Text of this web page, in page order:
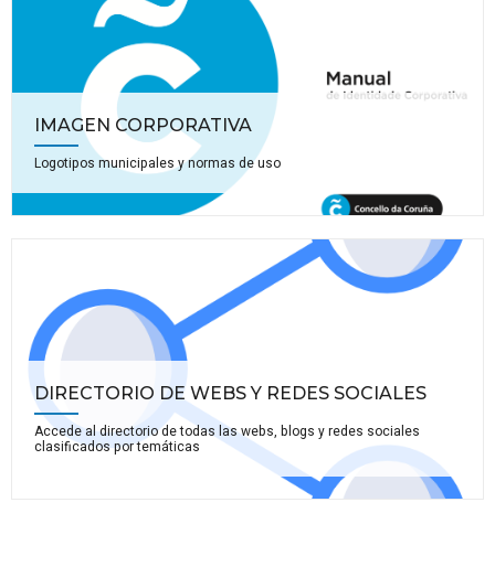
IMAGEN CORPORATIVA
Logotipos municipales y normas de uso
DIRECTORIO DE WEBS Y REDES SOCIALES
Accede al directorio de todas las webs, blogs y redes sociales
clasificados por temáticas